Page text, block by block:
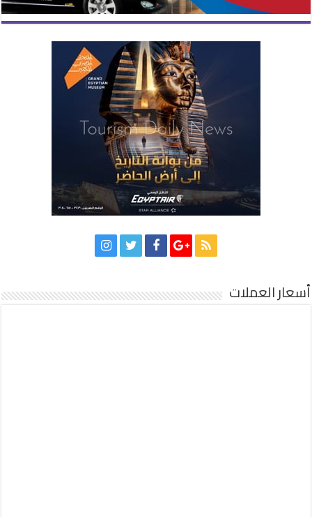
أسعار العملات